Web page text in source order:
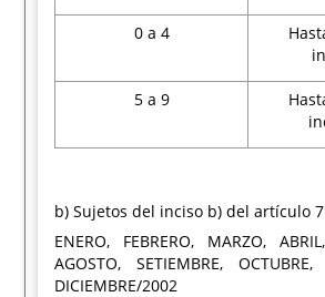
0 a 4
5 a 9
b) Sujetos del inciso b) del artículo
ENERO, FEBRERO, MARZO,
AGOSTO, SETIEMBRE,
DICIEMBRE/2002